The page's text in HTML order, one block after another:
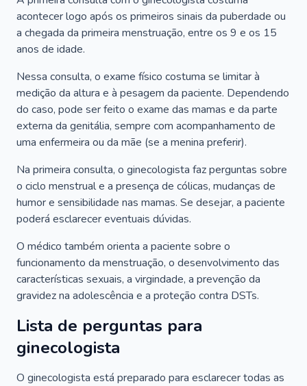
acontecer logo após os primeiros sinais da puberdade ou
a chegada da primeira menstruação, entre os 9 e os 15
anos de idade.
Nessa consulta, o exame físico costuma se limitar à
medição da altura e à pesagem da paciente. Dependendo
do caso, pode ser feito o exame das mamas e da parte
externa da genitália, sempre com acompanhamento de
uma enfermeira ou da mãe (se a menina preferir).
Na primeira consulta, o ginecologista faz perguntas sobre
o ciclo menstrual e a presença de cólicas, mudanças de
humor e sensibilidade nas mamas. Se desejar, a paciente
poderá esclarecer eventuais dúvidas.
O médico também orienta a paciente sobre o
funcionamento da menstruação, o desenvolvimento das
características sexuais, a virgindade, a prevenção da
gravidez na adolescência e a proteção contra DSTs.
Lista de perguntas para
ginecologista
O ginecologista está preparado para esclarecer todas as